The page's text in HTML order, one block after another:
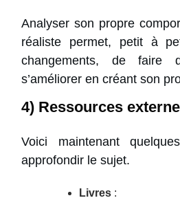
Analyser son propre
réaliste permet, petit à
changements, de
s’améliorer en créant son
4) Ressources
Voici maintenant
approfondir le sujet.
Livres :